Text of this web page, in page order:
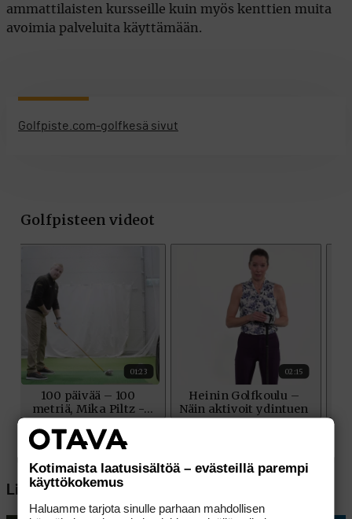
ammattilaisten kursseille kuin myös kenttien muita
avoimia palveluita käyttämään.
Golfpiste.com-golfkesä sivut
Lisää aiheesta
Kotimaista laatusisältöä – evästeillä parempi
käyttökokemus
Haluamme tarjota sinulle parhaan mahdollisen